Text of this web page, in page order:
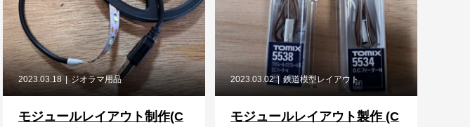
2023.03.18 ジオラマ用品
モジュールレイアウト制作(C
2023.03.02 鉄道模型レイアウト
モジュールレイアウト製作 (C